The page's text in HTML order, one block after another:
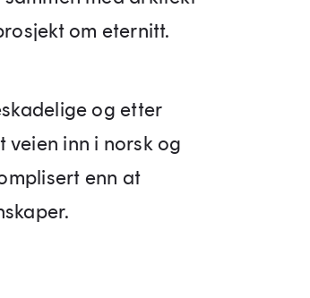
om eternitt.
og etter
inn i norsk og
enn at